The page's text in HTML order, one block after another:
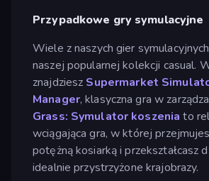
Przypadkowe gry symulacyjne
Wiele z naszych gier
naszej popularnej kolekcji casual.
znajdziesz Supermarket
Manager, klasyczna gra w
Grass: Symulator koszenia to
wciągająca gra, w której
potężną kosiarką i przekształcasz
idealnie przystrzyżone krajobrazy.